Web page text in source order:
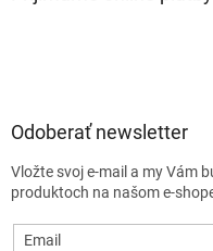
Odoberať newsletter
Vložte svoj e-mail a my Vám
produktoch na našom e-
Email